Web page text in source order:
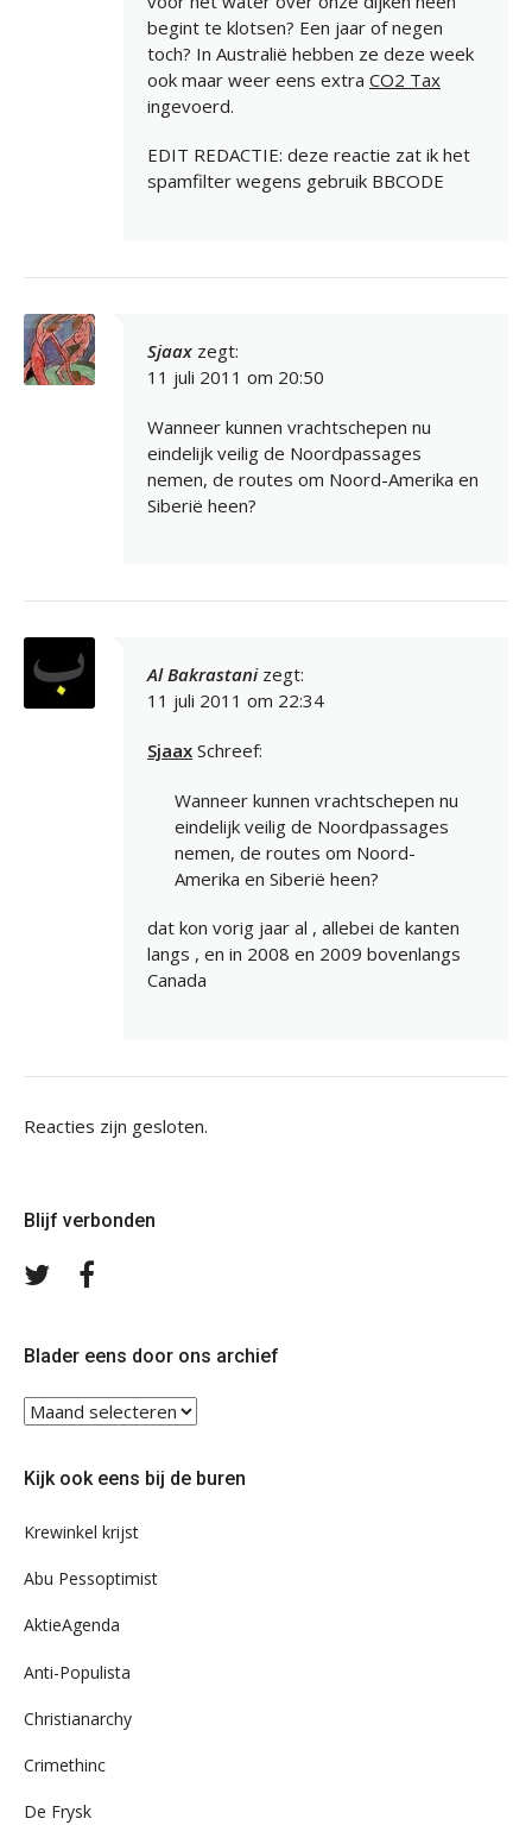
begint te klotsen? Een jaar of negen
toch? In Australië hebben ze deze week
ook maar weer eens extra CO2 Tax
ingevoerd.
EDIT REDACTIE: deze reactie zat ik het
spamfilter wegens gebruik BBCODE
Sjaax zegt:
11 juli 2011 om 20:50
Wanneer kunnen vrachtschepen nu
eindelijk veilig de Noordpassages
nemen, de routes om Noord-Amerika en
Siberië heen?
Al Bakrastani zegt:
11 juli 2011 om 22:34
Sjaax Schreef:
Wanneer kunnen vrachtschepen nu
eindelijk veilig de Noordpassages
nemen, de routes om Noord-
Amerika en Siberië heen?
dat kon vorig jaar al , allebei de kanten
langs , en in 2008 en 2009 bovenlangs
Canada
Reacties zijn gesloten.
Blijf verbonden
Volg
Blader eens door ons archief
Blader
eens
ons
Kijk ook eens bij de buren
Krewinkel krijst
Abu Pessoptimist
AktieAgenda
Anti-Populista
Christianarchy
Crimethinc
De Frysk